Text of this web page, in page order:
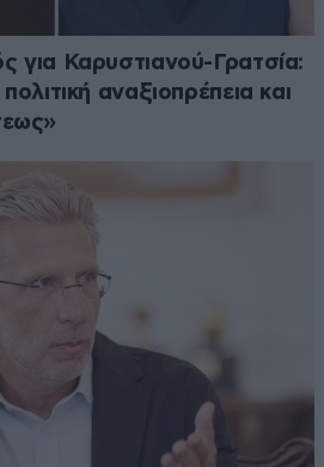
για Καρυστιανού-Γρατσία:
αναξιοπρέπεια και